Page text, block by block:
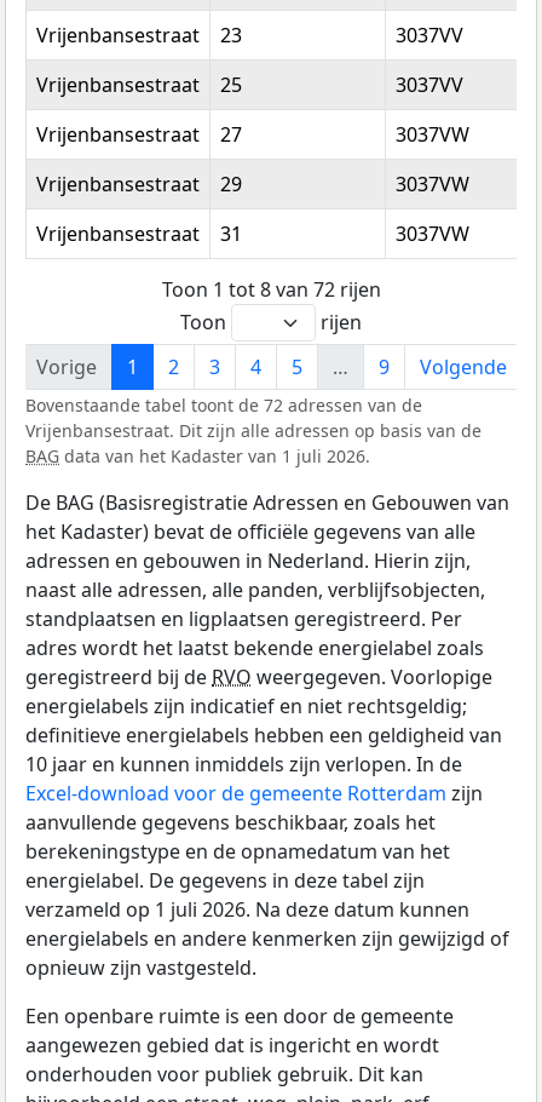
Vrijenbansestraat
23 3037VV
Vrijenbansestraat
25 3037VV
Vrijenbansestraat
27 3037VW
Vrijenbansestraat
29 3037VW
Vrijenbansestraat
31 3037VW
Toon 1 tot 8 van 72 rijen
Toon
rijen
Vorige
1 2 3 4 5 … 9 Volgende
Bovenstaande tabel toont de 72 adressen van de
Vrijenbansestraat. Dit zijn alle adressen op basis van de
BAG data van het Kadaster van 1 juli 2026.
De BAG (Basisregistratie Adressen en Gebouwen van
het Kadaster) bevat de officiële gegevens van alle
adressen en gebouwen in Nederland. Hierin zijn,
naast alle adressen, alle panden, verblijfsobjecten,
standplaatsen en ligplaatsen geregistreerd. Per
adres wordt het laatst bekende energielabel zoals
geregistreerd bij de RVO weergegeven. Voorlopige
energielabels zijn indicatief en niet rechtsgeldig;
definitieve energielabels hebben een geldigheid van
10 jaar en kunnen inmiddels zijn verlopen. In de
Excel-download voor de gemeente Rotterdam zijn
aanvullende gegevens beschikbaar, zoals het
berekeningstype en de opnamedatum van het
energielabel. De gegevens in deze tabel zijn
verzameld op 1 juli 2026. Na deze datum kunnen
energielabels en andere kenmerken zijn gewijzigd of
opnieuw zijn vastgesteld.
Een openbare ruimte is een door de gemeente
aangewezen gebied dat is ingericht en wordt
onderhouden voor publiek gebruik. Dit kan